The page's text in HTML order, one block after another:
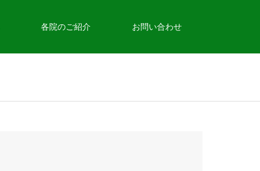
各院のご紹介 お問い合わせ